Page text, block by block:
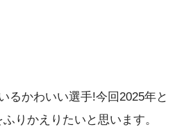
るかわいい選手!今回2025年と
りかえりたいと思います。